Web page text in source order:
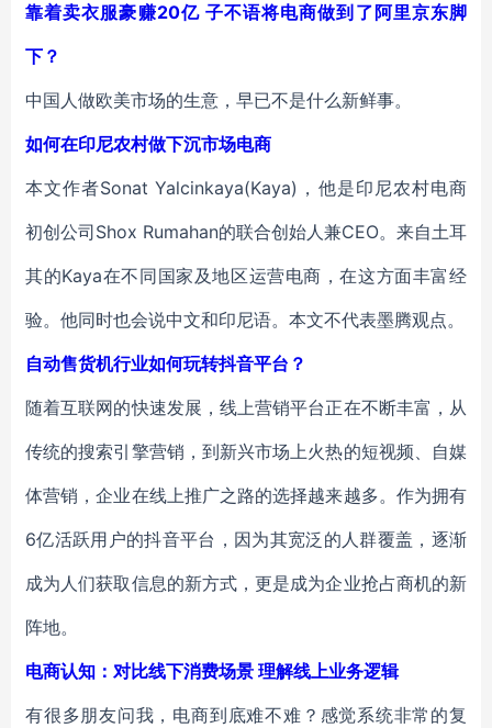
靠着卖衣服豪赚20亿 子不语将电商做到了阿里京东脚
下？
中国人做欧美市场的生意，早已不是什么新鲜事。
如何在印尼农村做下沉市场电商
本文作者Sonat Yalcinkaya(Kaya)，他是印尼农村电商
初创公司Shox Rumahan的联合创始人兼CEO。来自土耳
其的Kaya在不同国家及地区运营电商，在这方面丰富经
验。他同时也会说中文和印尼语。本文不代表墨腾观点。
自动售货机行业如何玩转抖音平台？
随着互联网的快速发展，线上营销平台正在不断丰富，从
传统的搜索引擎营销，到新兴市场上火热的短视频、自媒
体营销，企业在线上推广之路的选择越来越多。作为拥有
6亿活跃用户的抖音平台，因为其宽泛的人群覆盖，逐渐
成为人们获取信息的新方式，更是成为企业抢占商机的新
阵地。
电商认知：对比线下消费场景 理解线上业务逻辑
有很多朋友问我，电商到底难不难？感觉系统非常的复